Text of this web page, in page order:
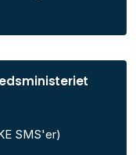
SMS'er)